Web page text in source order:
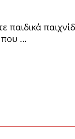
παιδικά
που …